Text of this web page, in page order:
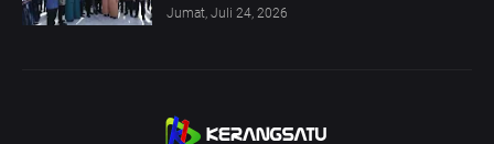
Jumat, Juli 24, 2026